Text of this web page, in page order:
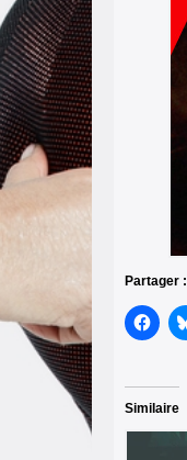
Partager :
Similaire